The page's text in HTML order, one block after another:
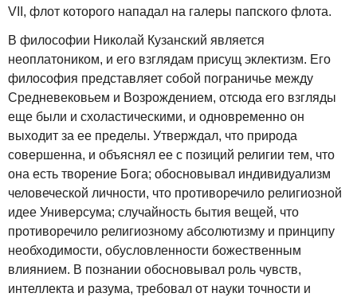
VII, флот которого нападал на галеры папского флота.
В философии Николай Кузанский является
неоплатоником, и его взглядам присущ эклектизм. Его
философия представляет собой пограничье между
Средневековьем и Возрождением, отсюда его взгляды
еще были и схоластическими, и одновременно он
выходит за ее пределы. Утверждал, что природа
совершенна, и объяснял ее с позиций религии тем, что
она есть творение Бога; обосновывал индивидуализм
человеческой личности, что противоречило религиозной
идее Универсума; случайность бытия вещей, что
противоречило религиозному абсолютизму и принципу
необходимости, обусловленности божественным
влиянием. В познании обосновывал роль чувств,
интеллекта и разума, требовал от науки точности и